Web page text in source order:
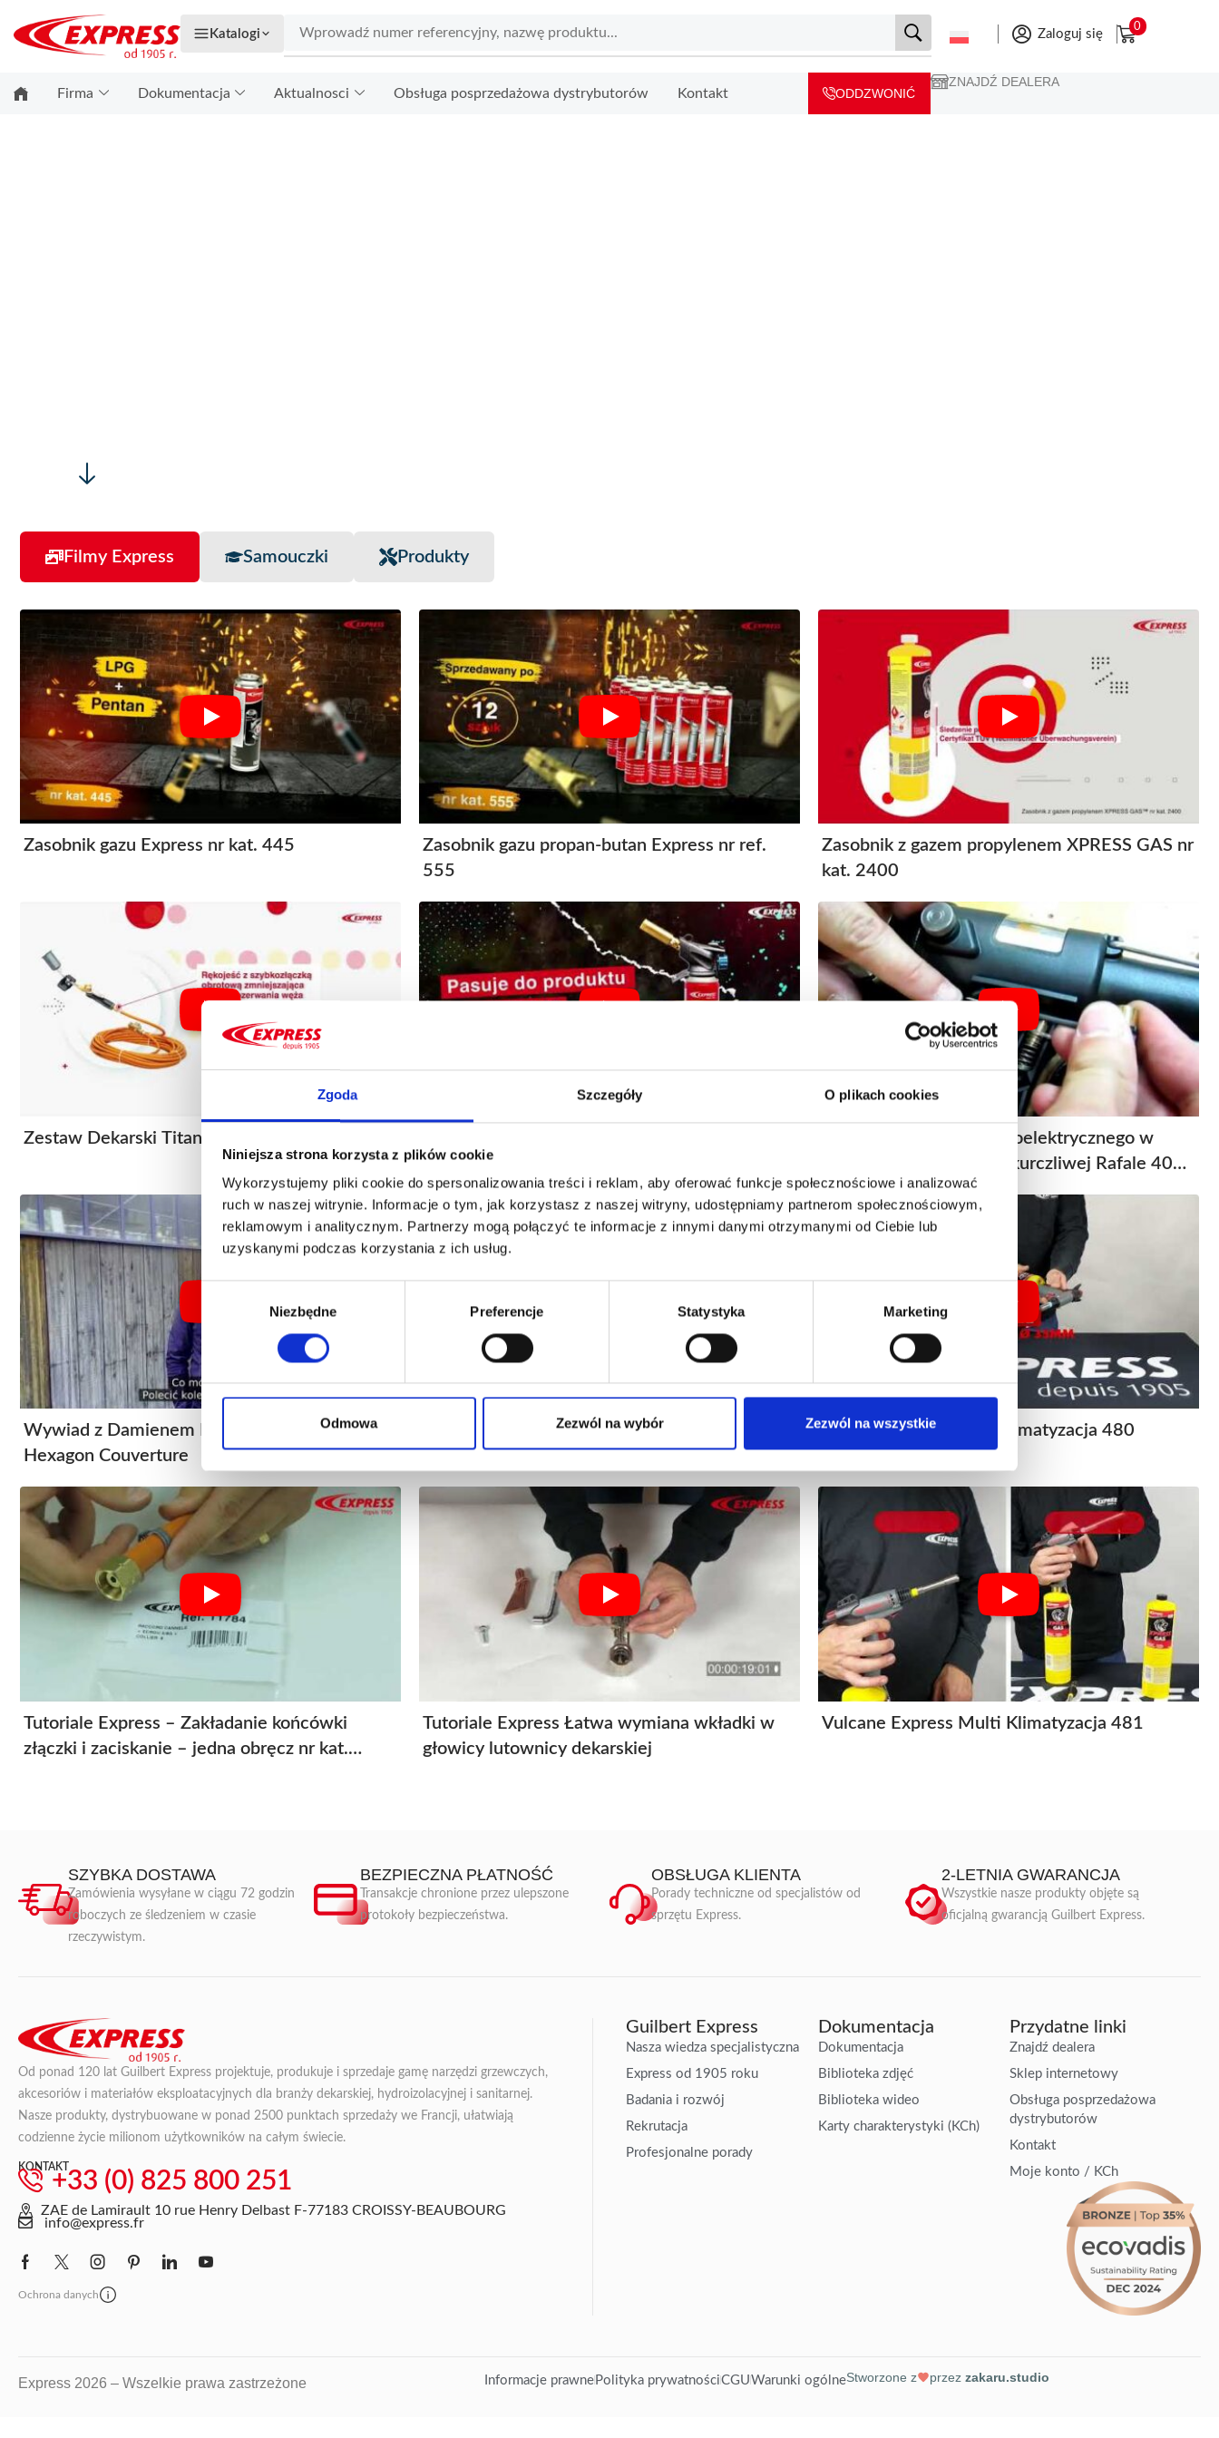
Zgoda Szczegóły O plikach cookies
Niniejsza strona korzysta z plików cookie
Wykorzystujemy pliki cookie do spersonalizowania treści i reklam, aby oferować funkcje społecznościowe i analizować
ruch w naszej witrynie. Informacje o tym, jak korzystasz z naszej witryny, udostępniamy partnerom społecznościowym,
reklamowym i analitycznym. Partnerzy mogą połączyć te informacje z innymi danymi otrzymanymi od Ciebie lub
uzyskanymi podczas korzystania z ich usług.
Niezbędne Preferencje Statystyka Marketing
Odmowa Zezwól na wybór Zezwól na wszystkie
Katalogi Zaloguj się
0
Firma Dokumentacja Aktualnosci Obsługa posprzedażowa dystrybutorów Kontakt ODDZWONIĆ
ZNAJDŹ DEALERA
Filmy Express Samouczki Produkty
Zasobnik gazu Express nr kat. 445
Zasobnik gazu propan-butan Express nr ref.
555
Zasobnik z gazem propylenem XPRESS GAS nr
kat. 2400
Zestaw Dekarski Titan’Express nr kt. 6223
Wymiana zapalnika piezoelektrycznego w
pistolecie do folii termokurczliwej Rafale 4065
i 4040
Wywiad z Damienem Maillardem z firmy
Hexagon Couverture
Zakładanie końcówki złączki i zaciskanie –
jedna obręcz nr kat 963R
Vulcane Express Solo Klimatyzacja 480
Tutoriale Express – Zakładanie końcówki
złączki i zaciskanie – jedna obręcz nr kat.
Tutoriale Express Łatwa wymiana wkładki w
głowicy lutownicy dekarskiej
Vulcane Express Multi Klimatyzacja 481
SZYBKA DOSTAWA
Zamówienia wysyłane w ciągu 72 godzin
roboczych ze śledzeniem w czasie
rzeczywistym.
BEZPIECZNA PŁATNOŚĆ
Transakcje chronione przez ulepszone
protokoły bezpieczeństwa.
OBSŁUGA KLIENTA
Porady techniczne od specjalistów od
sprzętu Express.
2-LETNIA GWARANCJA
Wszystkie nasze produkty objęte są
oficjalną gwarancją Guilbert Express.
Od ponad 120 lat Guilbert Express projektuje, produkuje i sprzedaje gamę narzędzi grzewczych,
akcesoriów i materiałów eksploatacyjnych dla branży dekarskiej, hydroizolacyjnej i sanitarnej.
Nasze produkty, dystrybuowane w ponad 2500 punktach sprzedaży we Francji, ułatwiają
codzienne życie milionom użytkowników na całym świecie.
KONTAKT
+33 (0) 825 800 251
ZAE de Lamirault 10 rue Henry Delbast F-77183 CROISSY-BEAUBOURG
info@express.fr
Ochrona danych
Guilbert Express
Nasza wiedza specjalistyczna
Express od 1905 roku
Badania i rozwój
Rekrutacja
Profesjonalne porady
Dokumentacja
Dokumentacja
Biblioteka zdjęć
Biblioteka wideo
Karty charakterystyki (KCh)
Przydatne linki
Znajdź dealera
Sklep internetowy
Obsługa posprzedażowa
dystrybutorów
Kontakt
Moje konto / KCh
Express 2026 – Wszelkie prawa zastrzeżone Informacje prawnePolityka prywatnościCGUWarunki ogólneStworzone z przezzakaru.studio